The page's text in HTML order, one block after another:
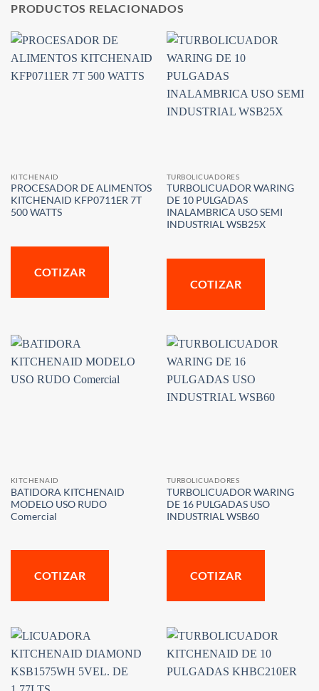
PRODUCTOS RELACIONADOS
KITCHENAID
PROCESADOR DE ALIMENTOS
KITCHENAID KFP0711ER 7T
500 WATTS
COTIZAR
TURBOLICUADORES
TURBOLICUADOR WARING
DE 10 PULGADAS
INALAMBRICA USO SEMI
INDUSTRIAL WSB25X
COTIZAR
KITCHENAID
BATIDORA KITCHENAID
MODELO USO RUDO
Comercial
COTIZAR
TURBOLICUADORES
TURBOLICUADOR WARING
DE 16 PULGADAS USO
INDUSTRIAL WSB60
COTIZAR